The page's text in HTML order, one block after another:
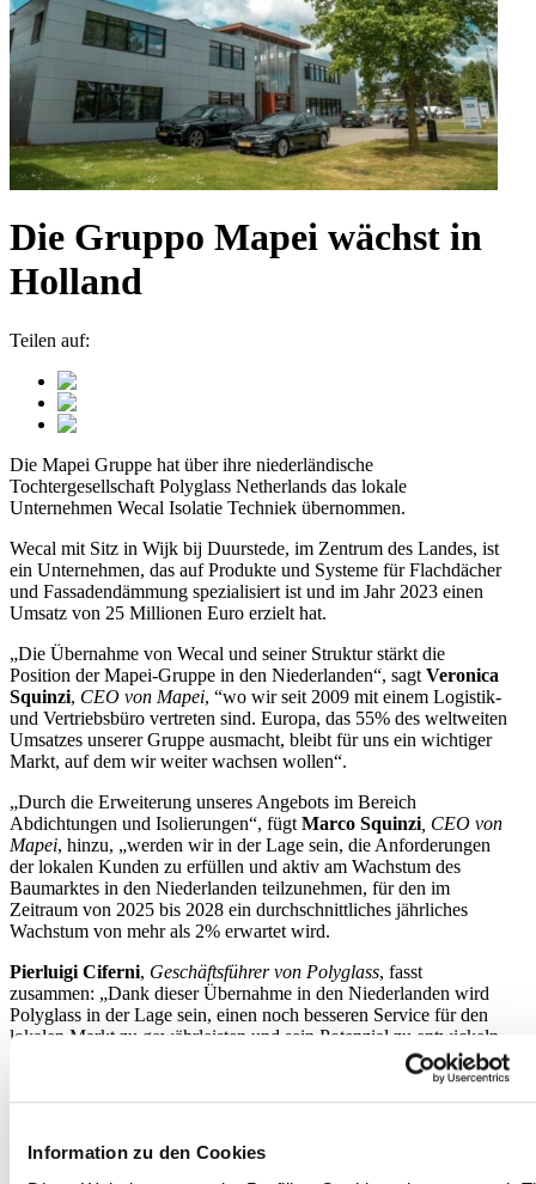
Information zu den Cookies
Die Gruppo Mapei wächst in
Holland
Teilen auf:
Die Mapei Gruppe hat über ihre niederländische
Tochtergesellschaft Polyglass Netherlands das lokale
Unternehmen Wecal Isolatie Techniek übernommen.
Wecal mit Sitz in Wijk bij Duurstede, im Zentrum des Landes, ist
ein Unternehmen, das auf Produkte und Systeme für Flachdächer
und Fassadendämmung spezialisiert ist und im Jahr 2023 einen
Umsatz von 25 Millionen Euro erzielt hat.
„Die Übernahme von Wecal und seiner Struktur stärkt die
Position der Mapei-Gruppe in den Niederlanden“, sagt Veronica
Squinzi, CEO von Mapei, “wo wir seit 2009 mit einem Logistik-
und Vertriebsbüro vertreten sind. Europa, das 55% des weltweiten
Umsatzes unserer Gruppe ausmacht, bleibt für uns ein wichtiger
Markt, auf dem wir weiter wachsen wollen“.
„Durch die Erweiterung unseres Angebots im Bereich
Abdichtungen und Isolierungen“, fügt Marco Squinzi , CEO von
Mapei, hinzu, „werden wir in der Lage sein, die Anforderungen
der lokalen Kunden zu erfüllen und aktiv am Wachstum des
Baumarktes in den Niederlanden teilzunehmen, für den im
Zeitraum von 2025 bis 2028 ein durchschnittliches jährliches
Wachstum von mehr als 2% erwartet wird.
Pierluigi Ciferni, Geschäftsführer von Polyglass, fasst
zusammen: „Dank dieser Übernahme in den Niederlanden wird
Polyglass in der Lage sein, einen noch besseren Service für den
lokalen Markt zu gewährleisten und sein Potenzial zu entwickeln,
insbesondere in den Bereichen Logistik, Großhandel und
Zeichen der Internationalisierung und Lokalisierung. Die Gruppe
ist mit 96 Unternehmen und mehr als 12.500 Mitarbeitern in 57